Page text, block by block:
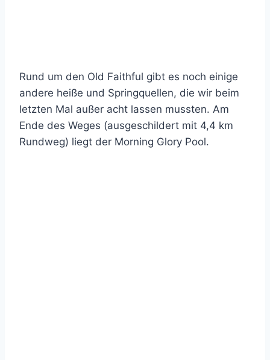
Rund um den Old Faithful gibt es noch einige
andere heiße und Springquellen, die wir beim
letzten Mal außer acht lassen mussten. Am
Ende des Weges (ausgeschildert mit 4,4 km
Rundweg) liegt der Morning Glory Pool.